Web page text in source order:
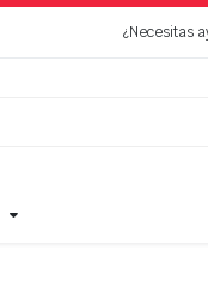
¿Necesitas